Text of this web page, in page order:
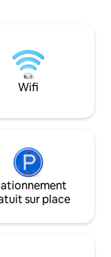
l'éloignement et
Bien sûr, notre
pour les couples
Wifi
sur place